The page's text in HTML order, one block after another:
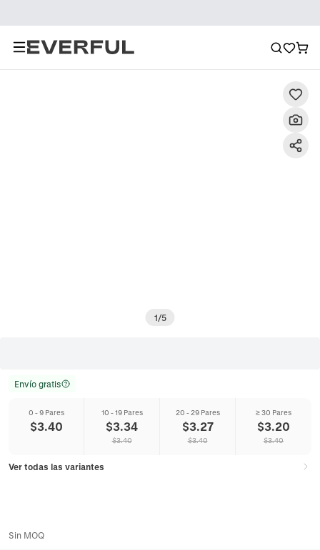
1/5
Envío gratis
0 - 9 Pares
$3.40
10 - 19 Pares
$3.34
$3.40
20 - 29 Pares
$3.27
$3.40
≥ 30 Pares
$3.20
$3.40
Ver todas las variantes
Sin MOQ